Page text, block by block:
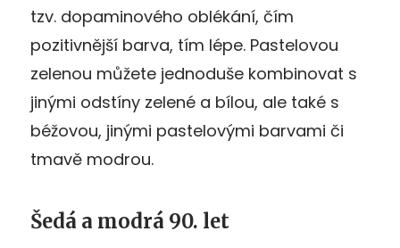
tzv. dopaminového oblékání, čím
pozitivnější barva, tím lépe. Pastelovou
zelenou můžete jednoduše kombinovat s
jinými odstíny zelené a bílou, ale také s
béžovou, jinými pastelovými barvami či
tmavě modrou.
Šedá a modrá 90. let